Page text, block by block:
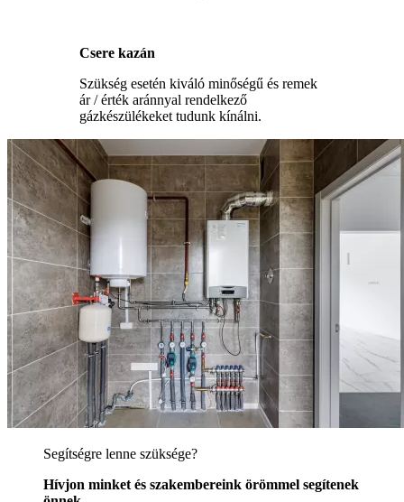
Csere kazán
Szükség esetén kiváló minőségű és remek
ár / érték aránnyal rendelkező
gázkészülékeket tudunk kínálni.
Segítségre lenne szüksége?
Hívjon minket és szakembereink örömmel segítenek